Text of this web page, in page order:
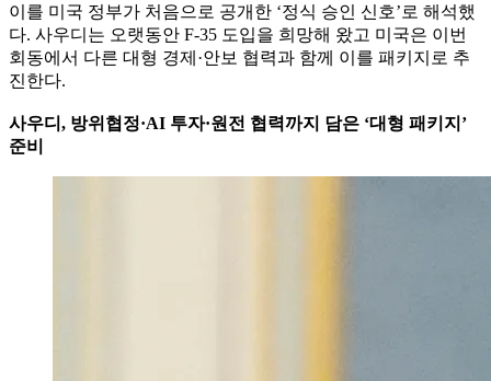
이를 미국 정부가 처음으로 공개한 ‘정식 승인 신호’로 해석했
다. 사우디는 오랫동안 F-35 도입을 희망해 왔고 미국은 이번
회동에서 다른 대형 경제·안보 협력과 함께 이를 패키지로 추
진한다.
사우디, 방위협정·AI 투자·원전 협력까지 담은 ‘대형 패키지’
준비